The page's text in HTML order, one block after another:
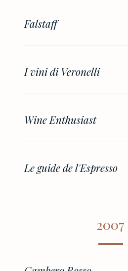
Falstaff
I vini di Veronelli
Wine Enthusiast
Le guide de l'Espresso
2007